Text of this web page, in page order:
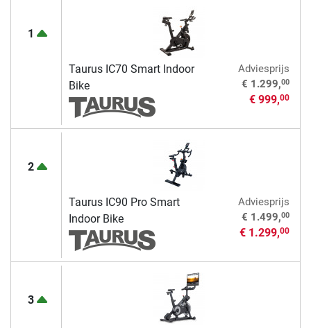
1
Taurus IC70 Smart Indoor
Bike
Adviesprijs
€ 1.299,00
€ 999,00
2
Taurus IC90 Pro Smart
Indoor Bike
Adviesprijs
€ 1.499,00
€ 1.299,00
3